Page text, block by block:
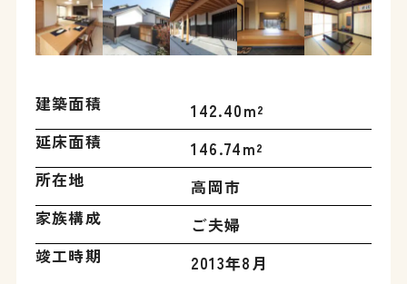
建築面積
142.40m²
延床面積
146.74m²
所在地
高岡市
家族構成
ご夫婦
竣工時期
2013年8月